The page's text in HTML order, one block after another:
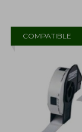
COMPATIBLE